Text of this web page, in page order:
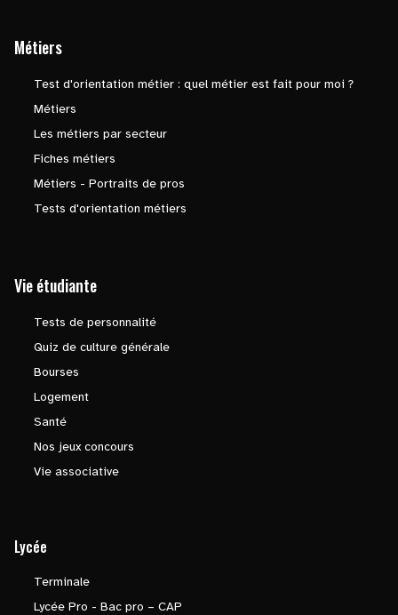
Métiers
Test d'orientation métier : quel métier est fait pour moi ?
Métiers
Les métiers par secteur
Fiches métiers
Métiers - Portraits de pros
Tests d'orientation métiers
Vie étudiante
Tests de personnalité
Quiz de culture générale
Bourses
Logement
Santé
Nos jeux concours
Vie associative
Lycée
Terminale
Lycée Pro - Bac pro – CAP